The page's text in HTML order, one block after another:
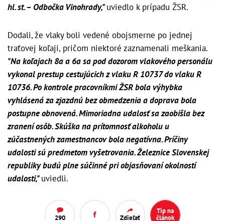
hl. st. – Odbočka Vinohrady,"uviedlo k prípadu ŽSR.
Dodali, že vlaky boli vedené obojsmerne po jednej
traťovej koľaji, pričom niektoré zaznamenali meškania.
"Na koľajach 8a a 6a sa pod dozorom vlakového personálu
vykonal prestup cestujúcich z vlaku R 10737 do vlaku R
10736. Po kontrole pracovníkmi ŽSR bola výhybka
vyhlásená za zjazdnú bez obmedzenia a doprava bola
postupne obnovená. Mimoriadna udalosť sa zaobišla bez
zranení osôb. Skúška na prítomnosť alkoholu u
zúčastnených zamestnancov bola negatívna. Príčiny
udalosti sú predmetom vyšetrovania. Železnice Slovenskej
republiky budú plne súčinné pri objasňovaní okolností
udalosti,"uviedli.
290 Zdieľať
Tip na
článok